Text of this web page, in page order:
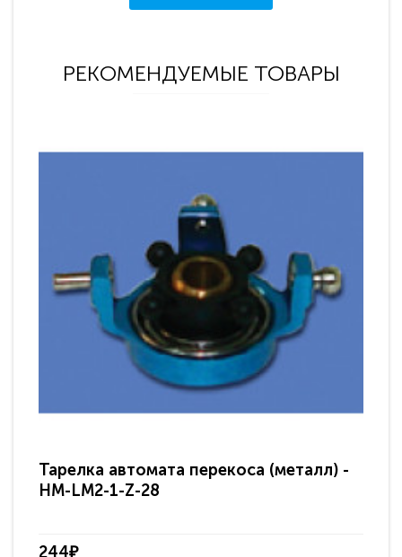
РЕКОМЕНДУЕМЫЕ ТОВАРЫ
Тарелка автомата перекоса (металл) -
HM-LM2-1-Z-28
244₽